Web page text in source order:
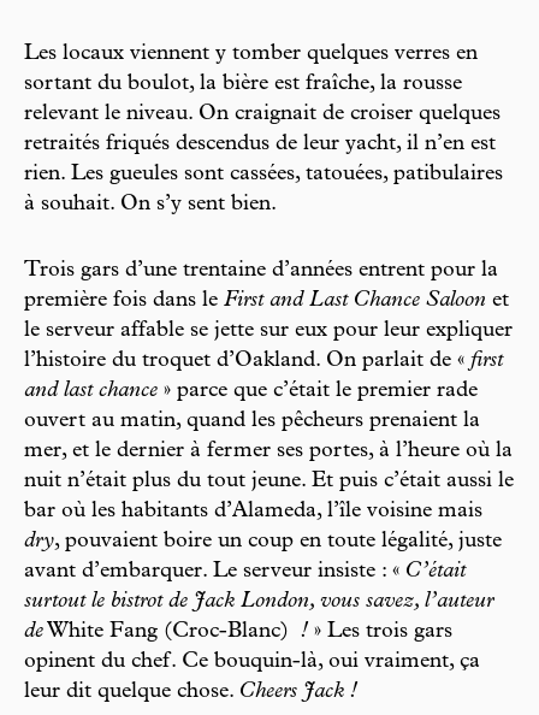
Les locaux viennent y tomber quelques verres en
sortant du boulot, la bière est fraîche, la rousse
relevant le niveau. On craignait de croiser quelques
retraités friqués descendus de leur yacht, il n’en est
rien. Les gueules sont cassées, tatouées, patibulaires
à souhait. On s’y sent bien.
Trois gars d’une trentaine d’années entrent pour la
première fois dans le First and Last Chance Saloon et
le serveur affable se jette sur eux pour leur expliquer
l’histoire du troquet d’Oakland. On parlait de « first
and last chance » parce que c’était le premier rade
ouvert au matin, quand les pêcheurs prenaient la
mer, et le dernier à fermer ses portes, à l’heure où la
nuit n’était plus du tout jeune. Et puis c’était aussi le
bar où les habitants d’Alameda, l’île voisine mais
dry, pouvaient boire un coup en toute légalité, juste
avant d’embarquer. Le serveur insiste : « C’était
surtout le bistrot de Jack London, vous savez, l’auteur
de White Fang (Croc-Blanc) ! » Les trois gars
opinent du chef. Ce bouquin-là, oui vraiment, ça
leur dit quelque chose. Cheers Jack !